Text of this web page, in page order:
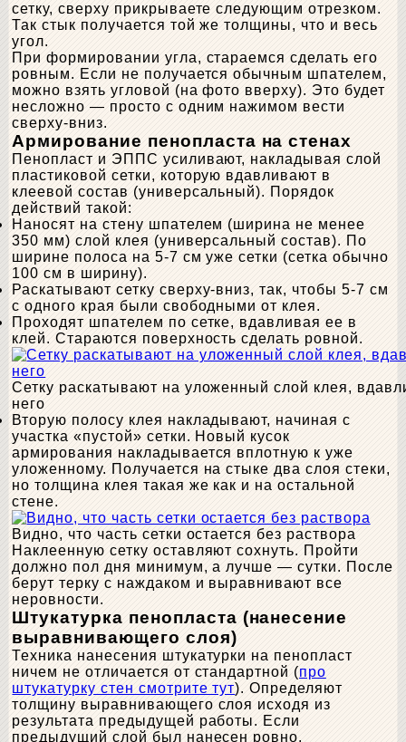
сетку, сверху прикрываете следующим отрезком.
Так стык получается той же толщины, что и весь
угол.
При формировании угла, стараемся сделать его
ровным. Если не получается обычным шпателем,
можно взять угловой (на фото вверху). Это будет
несложно — просто с одним нажимом вести
сверху-вниз.
Армирование пенопласта на стенах
Пенопласт и ЭППС усиливают, накладывая слой
пластиковой сетки, которую вдавливают в
клеевой состав (универсальный). Порядок
действий такой:
Наносят на стену шпателем (ширина не менее
350 мм) слой клея (универсальный состав). По
ширине полоса на 5-7 см уже сетки (сетка обычно
100 см в ширину).
Раскатывают сетку сверху-вниз, так, чтобы 5-7 см
с одного края были свободными от клея.
Проходят шпателем по сетке, вдавливая ее в
клей. Стараются поверхность сделать ровной.
Сетку раскатывают на уложенный слой клея,
него
Вторую полосу клея накладывают, начиная с
участка «пустой» сетки. Новый кусок
армирования накладывается вплотную к уже
уложенному. Получается на стыке два слоя стеки,
но толщина клея такая же как и на остальной
стене.
Видно, что часть сетки остается без раствора
Наклеенную сетку оставляют сохнуть. Пройти
должно пол дня минимум, а лучше — сутки. После
берут терку с наждаком и выравнивают все
неровности.
Штукатурка пенопласта (нанесение
выравнивающего слоя)
Техника нанесения штукатурки на пенопласт
ничем не отличается от стандартной (про
штукатурку стен смотрите тут). Определяют
толщину выравнивающего слоя исходя из
результата предыдущей работы. Если
предыдущий слой был нанесен ровно,